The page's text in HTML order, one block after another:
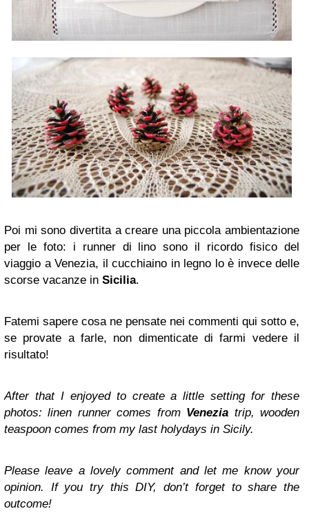
Poi mi sono divertita a creare una piccola ambientazione
per le foto: i runner di lino sono il ricordo fisico del
viaggio a Venezia, il cucchiaino in legno lo è invece delle
scorse vacanze in Sicilia.
Fatemi sapere cosa ne pensate nei commenti qui sotto e,
se provate a farle, non dimenticate di farmi vedere il
risultato!
After that I enjoyed to create a little setting for these
photos: linen runner comes from Venezia trip, wooden
teaspoon comes from my last holydays in Sicily.
Please leave a lovely comment and let me know your
opinion. If you try this DIY, don’t forget to share the
outcome!